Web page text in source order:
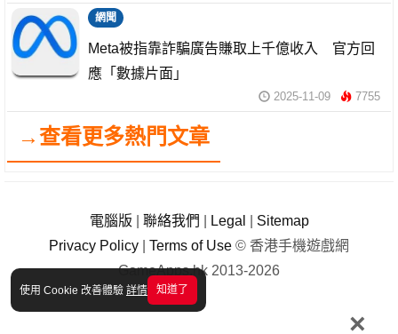
使用 Cookie 改善體驗 詳情 知道了
×
網聞
Meta被指靠詐騙廣告賺取上千億收入 官方回
應「數據片面」
2025-11-09 7755
→查看更多熱門文章
電腦版 聯絡我們 Legal
Sitemap
Privacy Policy
Terms of Use © 香港手機遊戲網
GameApps.hk 2013-2026